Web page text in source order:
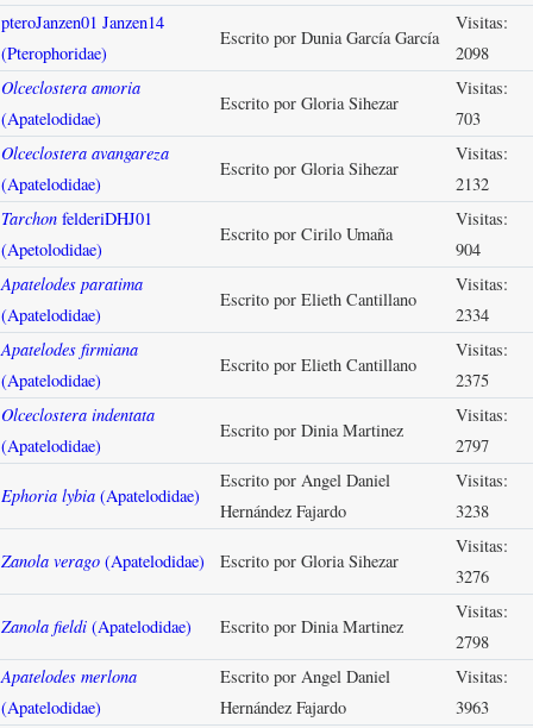
pteroJanzen01 Janzen14
(Pterophoridae)
Escrito por Dunia García García
Visitas:
2098
Olceclostera amoria
(Apatelodidae)
Escrito por Gloria Sihezar
Visitas:
703
Olceclostera avangareza
(Apatelodidae)
Escrito por Gloria Sihezar
Visitas:
2132
Tarchon felderiDHJ01
(Apetolodidae)
Escrito por Cirilo Umaña
Visitas:
904
Apatelodes paratima
(Apatelodidae)
Escrito por Elieth Cantillano
Visitas:
2334
Apatelodes firmiana
(Apatelodidae)
Escrito por Elieth Cantillano
Visitas:
2375
Olceclostera indentata
(Apatelodidae)
Escrito por Dinia Martinez
Visitas:
2797
Ephoria lybia (Apatelodidae)
Escrito por Angel Daniel
Hernández Fajardo
Visitas:
3238
Zanola verago (Apatelodidae) Escrito por Gloria Sihezar
Visitas:
3276
Zanola fieldi (Apatelodidae) Escrito por Dinia Martinez
Visitas:
2798
Apatelodes merlona
(Apatelodidae)
Escrito por Angel Daniel
Hernández Fajardo
Visitas:
3963